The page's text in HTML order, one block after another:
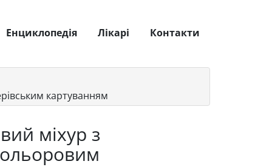
Енциклопедія Лікарі Контакти
картуванням
міхур з